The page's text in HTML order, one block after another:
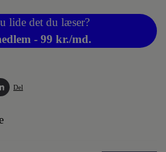
lide det du læser?
- 99 kr./md.
Del